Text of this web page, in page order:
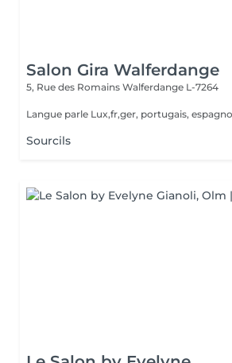
Salon Gira Walferdange
5, Rue des Romains Walferdange L-7264
Langue parle Lux,fr,ger, portugais,
Sourcils